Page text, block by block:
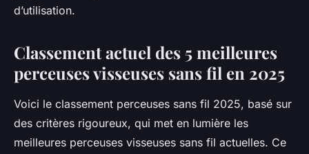
d’utilisation.
Classement actuel des 5 meilleures
perceuses visseuses sans fil en 2025
Voici le classement perceuses sans fil 2025, basé sur
des critères rigoureux, qui met en lumière les
meilleures perceuses visseuses sans fil actuelles. Ce